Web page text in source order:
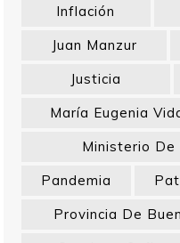
Inflación
Juan Manzur
Justicia
María Eugenia
Ministerio De
Pandemia
Provincia De